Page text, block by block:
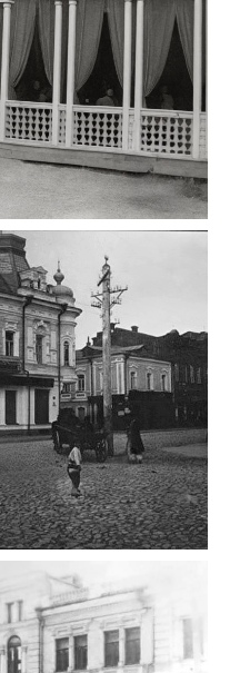
ЖИТОМИР 1947
Фото Житомир (1945-
Leave a comment
ВУЛ.
Фото Житомира період
1917 року
Leave a comment